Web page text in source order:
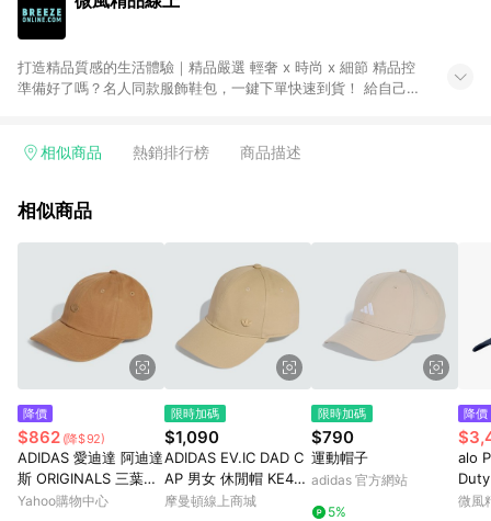
打造精品質感的生活體驗｜精品嚴選 輕奢 x 時尚 x 細節 精品控
準備好了嗎？名人同款服飾鞋包，一鍵下單快速到貨！ 給自己一
一瀏覽器於 24 小時內結帳才享有回饋，點數將於廠商出貨後 30
Breeze Beauty；其餘商品皆不享點數回饋。）
相似商品 熱銷排行榜 商品描述
相似商品
降價
$862 (降$92)
ADIDAS 愛迪達 阿迪達
斯 ORIGINALS 三葉草
棒球帽 男 女 休閒帽-
Yahoo購物中心
限時加碼
$1,090
ADIDAS EV.IC DAD C
AP 男女 休閒帽 KE465
6
摩曼頓線上商城
限時加碼
$790
運動帽子
adidas 官方網站
5%
降價
alo
海軍
微風